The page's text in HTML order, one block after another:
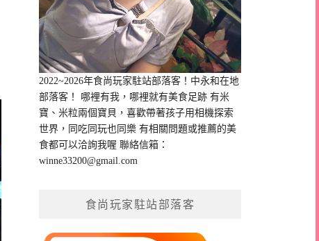
2022~2026年食尚玩家駐站部落客！中永和在地
部落客！ 哪裡有我，哪裡就有美食足跡 有米
寶、米粒兩個寶貝，喜歡帶著孩子用相機探索
世界，同吃同玩也同樂 有相關問題或推薦的美
食都可以洽詢我喔 聯絡信箱：
winne33200@gmail.com
食尚玩家駐站部落客